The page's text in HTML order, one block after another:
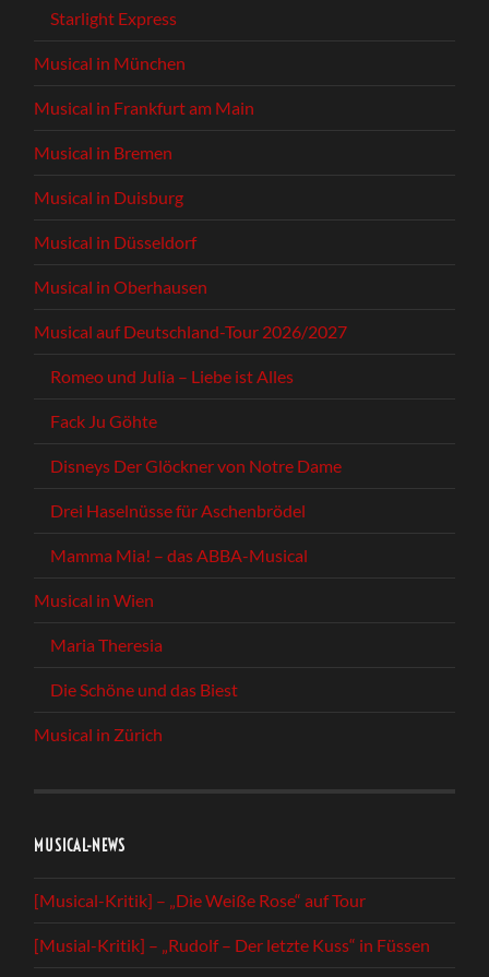
Starlight Express
Musical in München
Musical in Frankfurt am Main
Musical in Bremen
Musical in Duisburg
Musical in Düsseldorf
Musical in Oberhausen
Musical auf Deutschland-Tour 2026/2027
Romeo und Julia – Liebe ist Alles
Fack Ju Göhte
Disneys Der Glöckner von Notre Dame
Drei Haselnüsse für Aschenbrödel
Mamma Mia! – das ABBA-Musical
Musical in Wien
Maria Theresia
Die Schöne und das Biest
Musical in Zürich
MUSICAL-NEWS
[Musical-Kritik] – „Die Weiße Rose“ auf Tour
[Musial-Kritik] – „Rudolf – Der letzte Kuss“ in Füssen